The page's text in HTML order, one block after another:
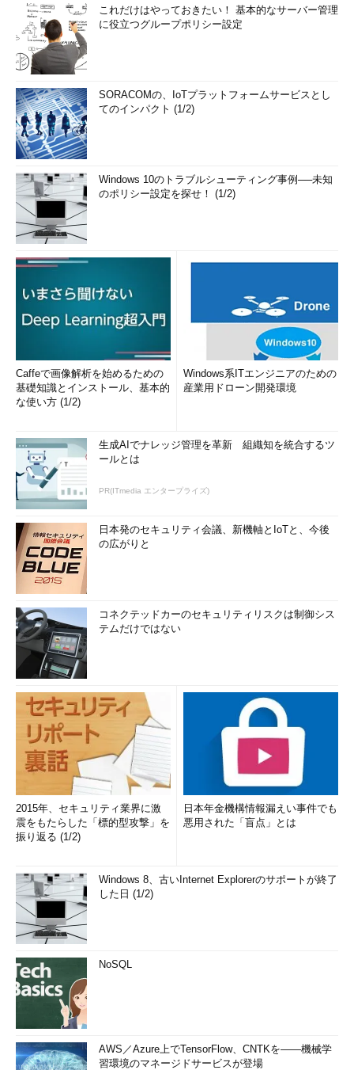
これだけはやっておきたい！ 基本的なサーバー管理
に役立つグループポリシー設定
SORACOMの、IoTプラットフォームサービスとし
てのインパクト (1/2)
Windows 10のトラブルシューティング事例──未知
のポリシー設定を探せ！ (1/2)
Caffeで画像解析を始めるための
基礎知識とインストール、基本的
な使い方 (1/2)
Windows系ITエンジニアのための
産業用ドローン開発環境
生成AIでナレッジ管理を革新 組織知を統合するツ
ールとは
PR(ITmedia エンタープライズ)
日本発のセキュリティ会議、新機軸とIoTと、今後
の広がりと
コネクテッドカーのセキュリティリスクは制御シス
テムだけではない
2015年、セキュリティ業界に激
震をもたらした「標的型攻撃」を
振り返る (1/2)
日本年金機構情報漏えい事件でも
悪用された「盲点」とは
Windows 8、古いInternet Explorerのサポートが終了
した日 (1/2)
NoSQL
AWS／Azure上でTensorFlow、CNTKを――機械学
習環境のマネージドサービスが登場